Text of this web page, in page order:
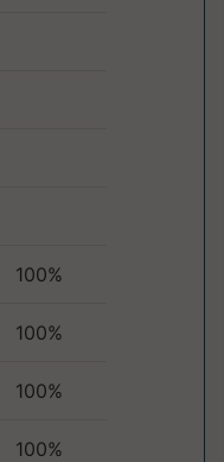
100%
100%
100%
100%